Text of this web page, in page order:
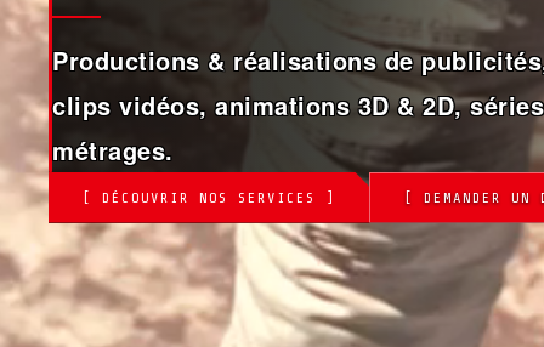
Productions & réalisations de
clips vidéos, animations 3D & 2D,
métrages.
[ DÉCOUVRIR NOS SERVICES ] [ DEMANDER